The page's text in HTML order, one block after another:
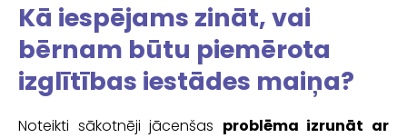
Kā iespējams zināt, vai
bērnam būtu piemērota
izglītības iestādes maiņa?
Noteikti sākotnēji jācenšas problēma izrunāt ar